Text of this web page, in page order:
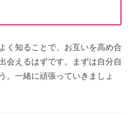
く知ることで、お互いを高め合
会えるはずです。まずは自分自
。一緒に頑張っていきましょ